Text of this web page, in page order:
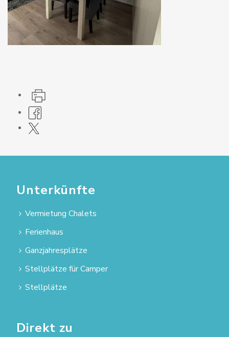
Unterkünfte
Vermietung Chalets
Ferienhaus
Ganzjahresplätze
Stellplätze für Camper
Stellplätze
Direkt zu